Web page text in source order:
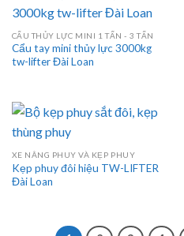
CẨU THỦY LỰC MINI 1 TẤN - 3 TẤN
Cẩu tay mini thủy lực 3000kg
tw-lifter Đài Loan
XE NÂNG PHUY VÀ KẸP PHUY
Kẹp phuy đôi hiệu TW-LIFTER
Đài Loan